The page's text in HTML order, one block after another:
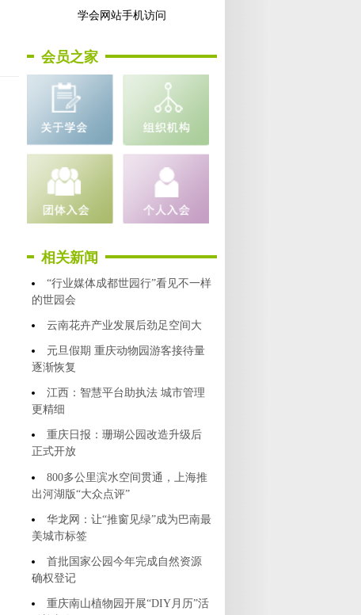
学会网站手机访问
会员之家
相关新闻
“行业媒体成都世园行”看见不一样
的世园会
云南花卉产业发展后劲足空间大
元旦假期 重庆动物园游客接待量
逐渐恢复
江西：智慧平台助执法 城市管理
更精细
重庆日报：珊瑚公园改造升级后
正式开放
800多公里滨水空间贯通，上海推
出河湖版“大众点评”
华龙网：让“推窗见绿”成为巴南最
美城市标签
首批国家公园今年完成自然资源
确权登记
重庆南山植物园开展“DIY月历”活